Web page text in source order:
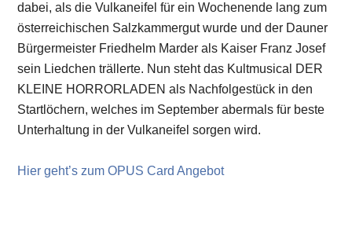
dabei, als die Vulkaneifel für ein Wochenende lang zum
österreichischen Salzkammergut wurde und der Dauner
Bürgermeister Friedhelm Marder als Kaiser Franz Josef
sein Liedchen trällerte. Nun steht das Kultmusical DER
KLEINE HORRORLADEN als Nachfolgestück in den
Startlöchern, welches im September abermals für beste
Unterhaltung in der Vulkaneifel sorgen wird.
Hier geht’s zum OPUS Card Angebot